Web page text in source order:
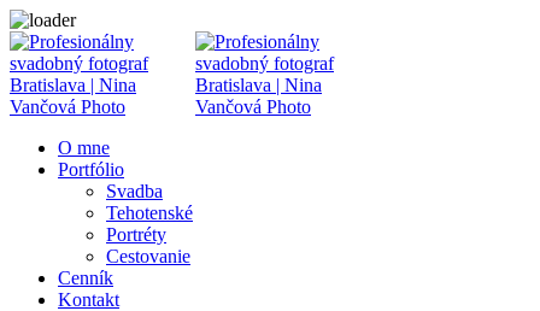
O mne
Portfólio
Svadba
Tehotenské
Portréty
Cestovanie
Cenník
Kontakt